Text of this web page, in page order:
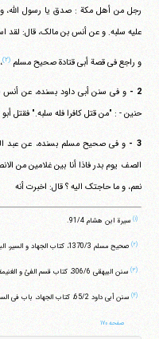
رجل من أهل مکة : صدق یا رسول الله،
علیه سلبه. و عن أنس بن مالک، قال: لقد
و راجع فی قصة أبی قتادة صحیح مسلم(۲)
2 -
و فی سنن أبی داود بسنده، عن أنس
حنین - : "من قتل کافرا فله سلبه." فقتل
3 -
و فی صحیح مسلم بسنده، عن عبد
الصف یوم بدر فاذا أنا بین غلامین من
نعم، و ما حاجتک الیه ؟ قال: اخبرت أنه
(۱) سیرة ابن هشام ‏91/4.
(۲) صحیح مسلم ‏1370/3، کتاب الجهاد و السیر، الباب 13 (باب استحقاق القاتل سلب القتیل)، الحدیث 1751.
(۳) سنن البیهقی ‏306/6، کتاب قسم الفئ و الغنیمة، باب السلب للقاتل.
(۴) سنن أبی داود ‏65/2، کتاب الجهاد، باب فی السلب یعطی القاتل.
صفحه ۱۷۰